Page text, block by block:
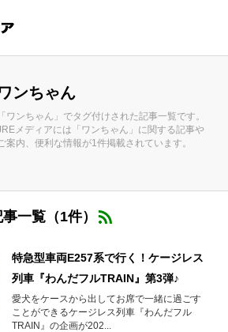
ンちゃん
「ワンちゃん」でタグ付けされた記事一覧です。
メディアには「ワンちゃん」に関する記事や
案内、便利な情報が1件掲載されています。
一覧（1件）
特急型車両E257系で行く！ケージレス
列車『わんだフルTRAIN』第3弾♪
愛犬をケースから出してお席で一緒に過ごす
ことができるケージレス列車『わんだフル
TRAIN』の企画が202...